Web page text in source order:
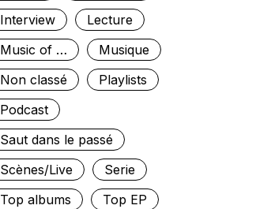
Interview
Lecture
Music of …
Musique
Non classé
Playlists
Podcast
Saut dans le passé
Scènes/Live
Serie
Top albums
Top EP